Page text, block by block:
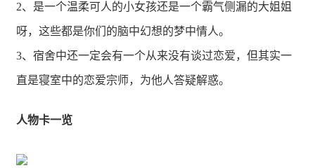
2、是一个温柔可人的小女孩还是一个霸气侧漏的大姐姐
呀，这些都是你们的脑中幻想的梦中情人。
3、宿舍中还一定会有一个从来没有谈过恋爱，但其实一
直是寝室中的恋爱宗师，为他人答疑解惑。
人物卡一览